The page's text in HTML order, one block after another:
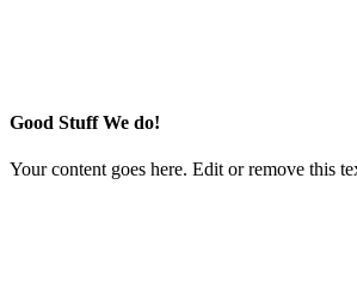
Good Stuff We do!
Your content goes here. Edit or remove this